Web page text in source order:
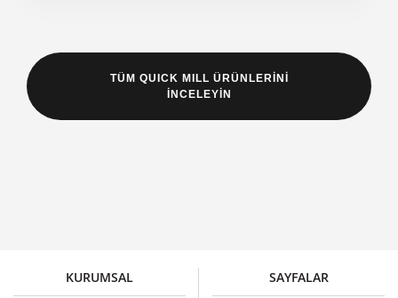
TÜM QUICK MILL ÜRÜNLERİNİ
İNCELEYİN
KURUMSAL SAYFALAR